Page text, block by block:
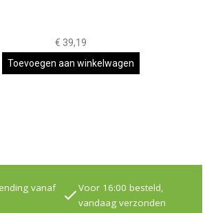
€ 39,19
Toevoegen aan winkelwagen
vanaf
Voor 16:00 besteld,
vandaag verzonden